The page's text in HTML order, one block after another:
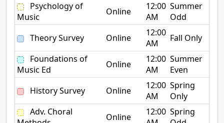
Psychology of
Music
Online
12:00
AM
Summer
Odd
Theory Survey
Online
12:00
AM
Fall Only
Foundations of
Music Ed
Online
12:00
AM
Summer
Even
History Survey
Online
12:00
AM
Spring
Only
Adv. Choral
Online
12:00 Spring